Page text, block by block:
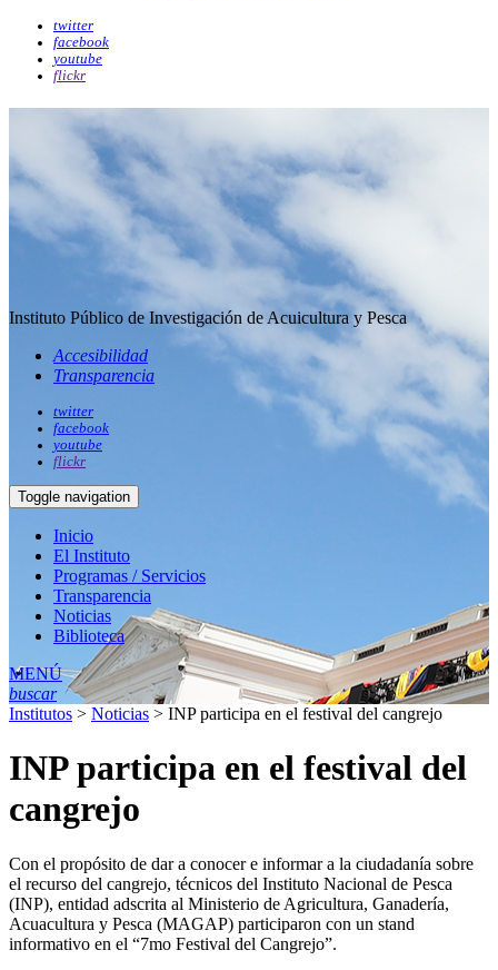
twitter
facebook
youtube
flickr
Instituto Público de Investigación de Acuicultura y Pesca
Accesibilidad
Transparencia
twitter
facebook
youtube
flickr
Toggle navigation
Inicio
El Instituto
Programas / Servicios
Transparencia
Noticias
Biblioteca
MENÚ
buscar
Institutos > Noticias > INP participa en el festival del cangrejo
INP participa en el festival del
cangrejo
Con el propósito de dar a conocer e informar a la ciudadanía sobre
el recurso del cangrejo, técnicos del Instituto Nacional de Pesca
(INP), entidad adscrita al Ministerio de Agricultura, Ganadería,
Acuacultura y Pesca (MAGAP) participaron con un stand
informativo en el “7mo Festival del Cangrejo”.